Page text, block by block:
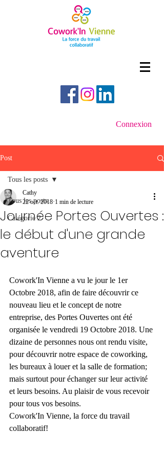
Connexion
Post
Tous les posts
Catégorie 2
Tous les posts
Journée Portes Ouvertes :
le début d'une grande
aventure
Cathy
22 oct. 2018 1 min de lecture
Cowork'In Vienne a vu le jour le 1er
Octobre 2018, afin de faire découvrir ce
nouveau lieu et le concept de notre
entreprise, des Portes Ouvertes ont été
organisée le vendredi 19 Octobre 2018. Une
dizaine de personnes nous ont rendu visite,
pour découvrir notre espace de coworking,
les bureaux à louer et la salle de formation;
mais surtout pour échanger sur leur activité
et leurs besoins. Au plaisir de vous recevoir
pour tous vos besoins.
Cowork'In Vienne, la force du travail
collaboratif!